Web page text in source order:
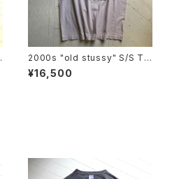
2000s "old stussy" S/S T-
shirt
¥16,500